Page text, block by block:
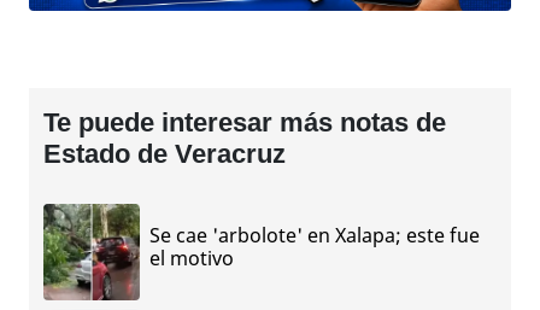
Te puede interesar más notas de
Estado de Veracruz
Se cae 'arbolote' en Xalapa; este fue
el motivo